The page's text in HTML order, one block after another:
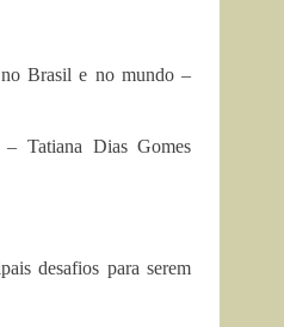
Brasil e no mundo –
Tatiana Dias Gomes
desafios para serem